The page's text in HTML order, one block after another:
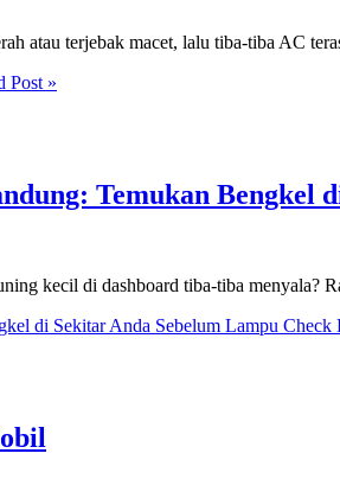
atau terjebak macet, lalu tiba-tiba AC
Post »
Temukan
kecil di dashboard tiba-tiba menyala?
di Sekitar Anda Sebelum Lampu Check